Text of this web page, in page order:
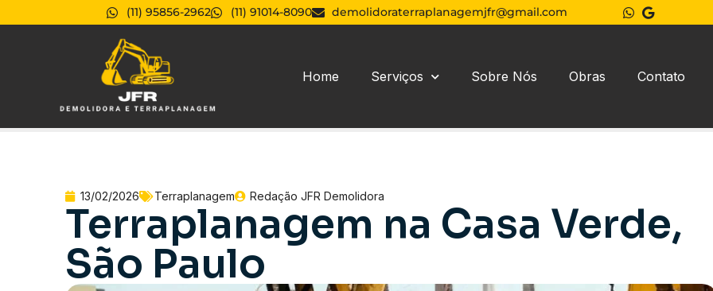
(11) 95856-2962 (11) 91014-8090 demolidoraterraplanagemjfr@gmail.com
Home Serviços Sobre Nós Obras Contato
13/02/2026 Terraplanagem Redação JFR Demolidora
Terraplanagem na Casa Verde,
São Paulo